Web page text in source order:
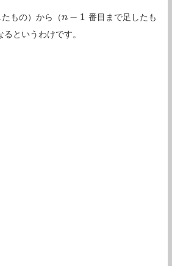
もの）から（n − 1
n−1
番目まで足したも
るというわけです。